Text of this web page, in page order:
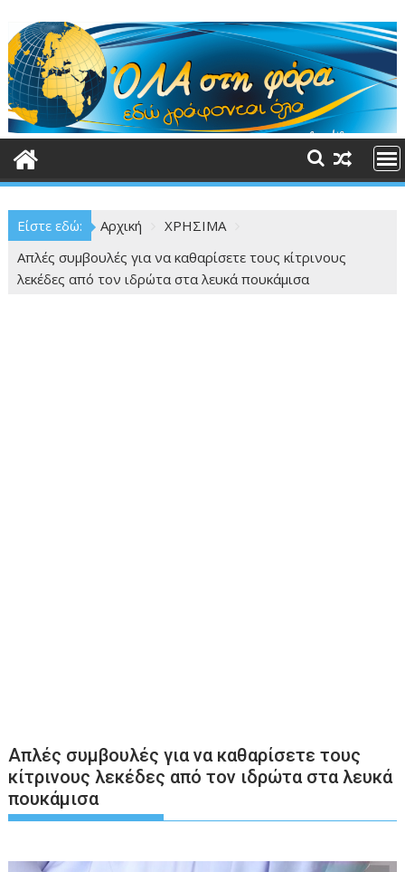
στο
περιεχόμενο
Είστε εδώ: Αρχική
ΧΡΗΣΙΜΑ
Απλές συμβουλές για να καθαρίσετε τους κίτρινους
λεκέδες από τον ιδρώτα στα λευκά πουκάμισα
Απλές συμβουλές για να καθαρίσετε τους
κίτρινους λεκέδες από τον ιδρώτα στα λευκά
πουκάμισα